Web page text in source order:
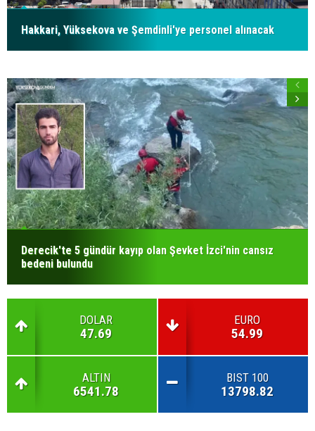
Hakkari, Yüksekova ve Şemdinli'ye personel alınacak
Derecik'te 5 gündür kayıp olan Şevket İzci'nin cansız
bedeni bulundu
DOLAR
47.69
EURO
54.99
ALTIN
6541.78
BIST 100
13798.82